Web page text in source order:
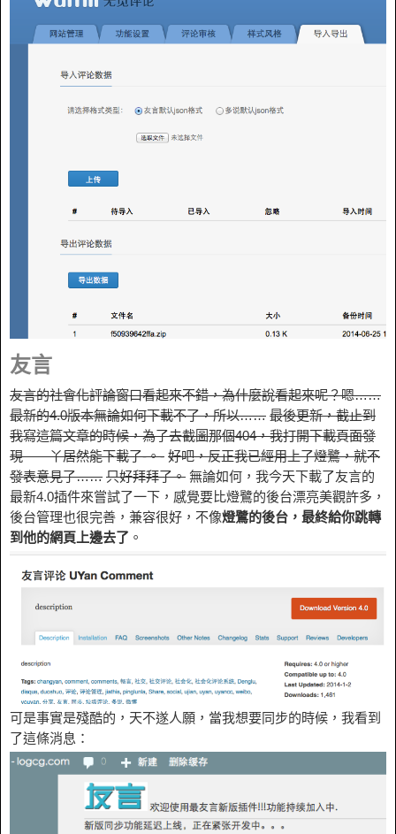
友言
友言的社會化評論窗口看起來不錯，為什麼說看起來呢？嗯……
最新的4.0版本無論如何下載不了，所以…… 最後更新，截止到
我寫這篇文章的時候，為了去截圖那個404，我打開下載頁面發
現——丫居然能下載了-。- 好吧，反正我已經用上了燈鷺，就不
發表意見了…… 只好拜拜了。 無論如何，我今天下載了友言的
最新4.0插件來嘗試了一下，感覺要比燈鷺的後台漂亮美觀許多，
後台管理也很完善，兼容很好，不像燈鷺的後台，最終給你跳轉
到他的網頁上邊去了 。
可是事實是殘酷的，天不遂人願，當我想要同步的時候，我看到
了這條消息：